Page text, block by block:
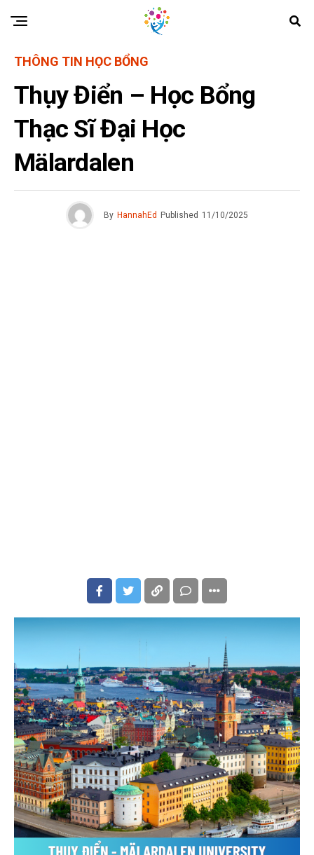
THÔNG TIN HỌC BỔNG
Thụy Điển – Học Bổng
Thạc Sĩ Đại Học
Mälardalen
By HannahEd Published 11/10/2025